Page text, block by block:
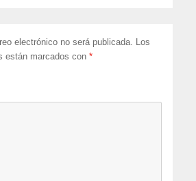
electrónico no será publicada. Los
están marcados con*